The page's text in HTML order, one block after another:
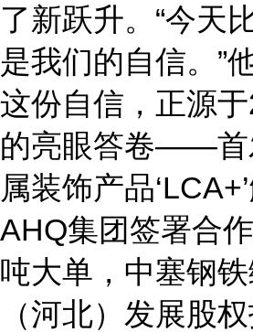
了新跃升。“今天
是我们的自信。”
这份自信，正源
的亮眼答卷——首
属装饰产品
AHQ集团签署合
吨大单，中塞钢
（河北）发展股